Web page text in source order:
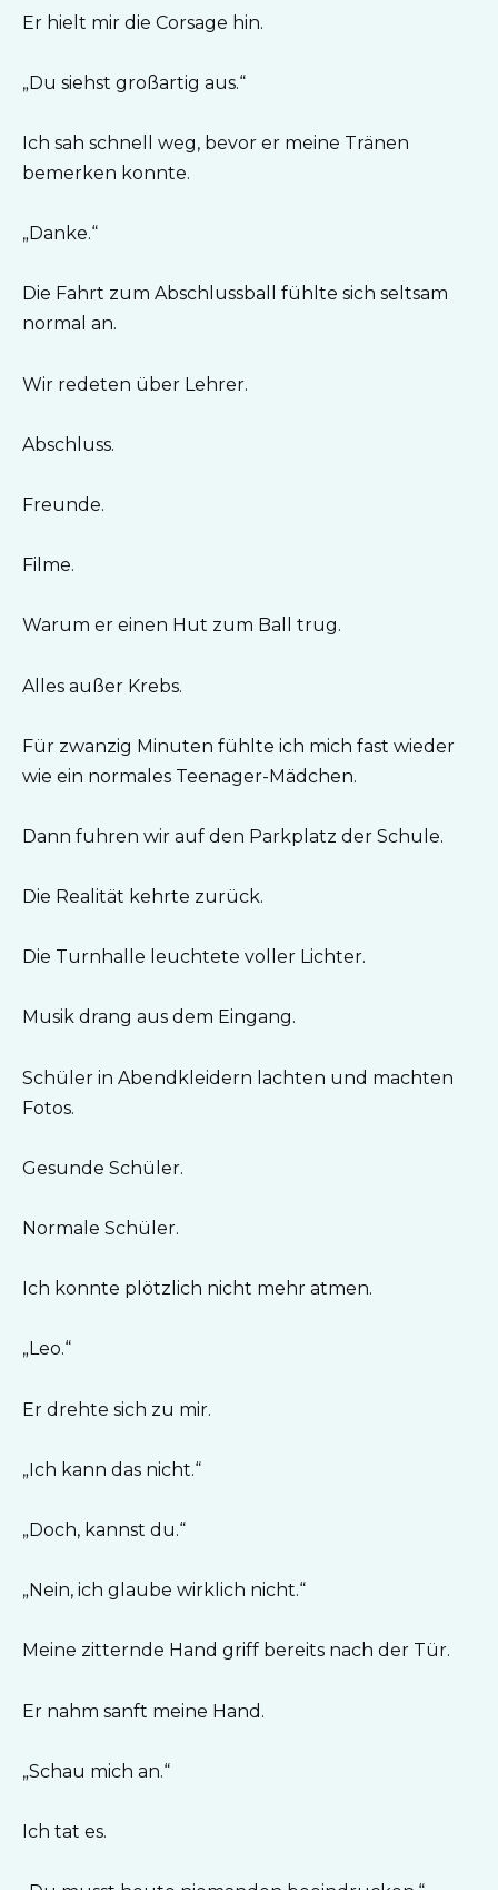
Er hielt mir die Corsage hin.
„Du siehst großartig aus.“
Ich sah schnell weg, bevor er meine Tränen
bemerken konnte.
„Danke.“
Die Fahrt zum Abschlussball fühlte sich seltsam
normal an.
Wir redeten über Lehrer.
Abschluss.
Freunde.
Filme.
Warum er einen Hut zum Ball trug.
Alles außer Krebs.
Für zwanzig Minuten fühlte ich mich fast wieder
wie ein normales Teenager-Mädchen.
Dann fuhren wir auf den Parkplatz der Schule.
Die Realität kehrte zurück.
Die Turnhalle leuchtete voller Lichter.
Musik drang aus dem Eingang.
Schüler in Abendkleidern lachten und machten
Fotos.
Gesunde Schüler.
Normale Schüler.
Ich konnte plötzlich nicht mehr atmen.
„Leo.“
Er drehte sich zu mir.
„Ich kann das nicht.“
„Doch, kannst du.“
„Nein, ich glaube wirklich nicht.“
Meine zitternde Hand griff bereits nach der Tür.
Er nahm sanft meine Hand.
„Schau mich an.“
Ich tat es.